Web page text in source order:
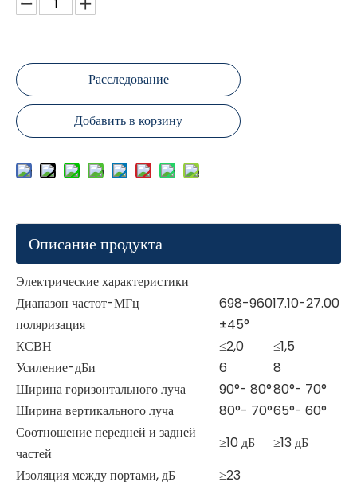
Расследование
Добавить в корзину
Описание продукта
Электрические характеристики
Диапазон частот-МГц
698-96017.10-27.00
поляризация
±45°
КСВН
≤2,0
≤1,5
Усиление-дБи
6
8
Ширина горизонтального луча
90°- 80°80°- 70°
Ширина вертикального луча
80°- 70°65°- 60°
Соотношение передней и задней
частей
≥10 дБ
≥13 дБ
Изоляция между портами, дБ
≥23